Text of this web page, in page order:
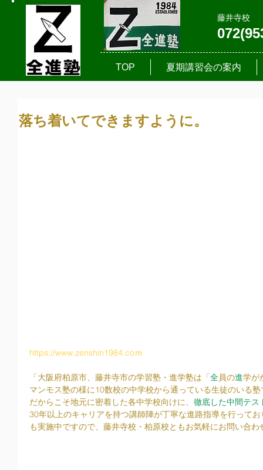
藤井寺校
TOP 夏期講習会の案内
落ち着いてできますように。
https://www.zenshin1984.coｍ
「大阪府柏原市、藤井寺市の学習塾・進学塾は「全員の進学が
マンモス塾の様に10数校の中学校から通っている生徒のいる
だからこそ地元に密着した各中学校向けに、 徹底した中間テス
30年以上のキャリアを持つ講師陣が丁寧な進路指導を行って
も実施中ですので、藤井寺校・柏原校ともお気軽にお問い合わ